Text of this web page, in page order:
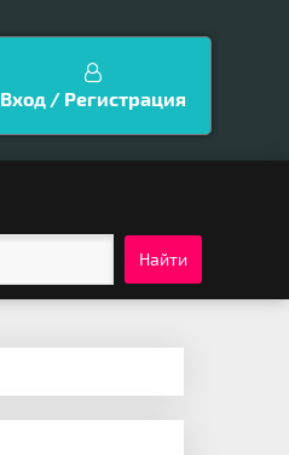
Вход / Регистрация
Найти